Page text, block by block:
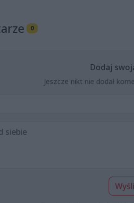
0
Dodaj
Jeszcze nikt nie dodał